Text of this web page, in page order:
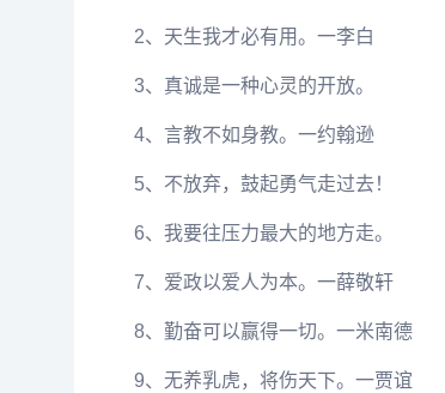
2、天生我才必有用。一李白
3、真诚是一种心灵的开放。
4、言教不如身教。一约翰逊
5、不放弃，鼓起勇气走过去！
6、我要往压力最大的地方走。
7、爱政以爱人为本。一薛敬轩
8、勤奋可以赢得一切。一米南德
9、无养乳虎，将伤天下。一贾谊